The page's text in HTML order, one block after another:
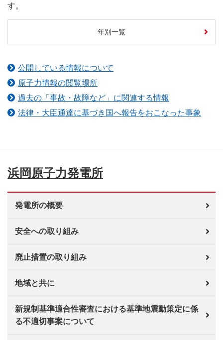
す。
年別一覧
公開している情報について
原子力情報の閲覧場所
過去の「事故・故障など」に関連する情報
法律・大臣通達に基づき国へ報告をおこなった事象
浜岡原子力発電所
発電所の概要
安全への取り組み
廃止措置の取り組み
地域と共に
新規制基準適合性審査における基準地震動策定に係
る不適切事案について